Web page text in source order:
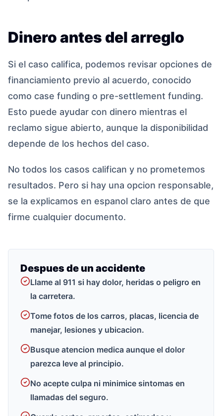
Dinero antes del arreglo
Si el caso califica, podemos revisar opciones de
financiamiento previo al acuerdo, conocido
como case funding o pre-settlement funding.
Esto puede ayudar con dinero mientras el
reclamo sigue abierto, aunque la disponibilidad
depende de los hechos del caso.
No todos los casos califican y no prometemos
resultados. Pero si hay una opcion responsable,
se la explicamos en espanol claro antes de que
firme cualquier documento.
Despues de un accidente
Llame al 911 si hay dolor, heridas o peligro en
la carretera.
Tome fotos de los carros, placas, licencia de
manejar, lesiones y ubicacion.
Busque atencion medica aunque el dolor
parezca leve al principio.
No acepte culpa ni minimice sintomas en
llamadas del seguro.